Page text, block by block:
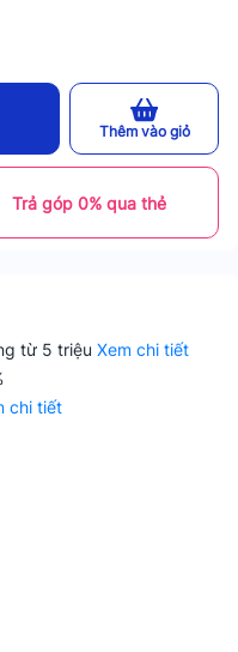
Thêm vào giỏ
Trả góp 0% qua thẻ
từ 5 triệu Xem chi tiết
chi tiết